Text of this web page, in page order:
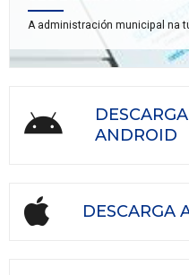
A administración municipal na
ANDROID
DESCARGA